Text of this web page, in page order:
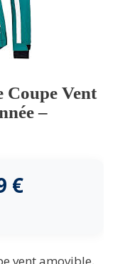
Coupe Vent
–
€